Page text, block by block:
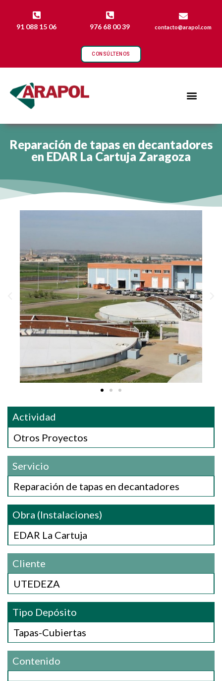
91 088 15 06 976 68 00 39 contacto@arapol.com
CONSÚLTENOS
Reparación de tapas en decantadores
en EDAR La Cartuja Zaragoza
Actividad
Otros Proyectos
Servicio
Reparación de tapas en decantadores
Obra (Instalaciones)
EDAR La Cartuja
Cliente
UTEDEZA
Tipo Depósito
Tapas-Cubiertas
Contenido